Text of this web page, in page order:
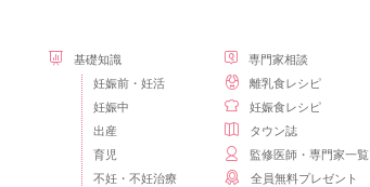
基礎知識
妊娠前・妊活
妊娠中
出産
育児
不妊・不妊治療
専門家相談
離乳食レシピ
妊娠食レシピ
タウン誌
監修医師・専門家一覧
全員無料プレゼント